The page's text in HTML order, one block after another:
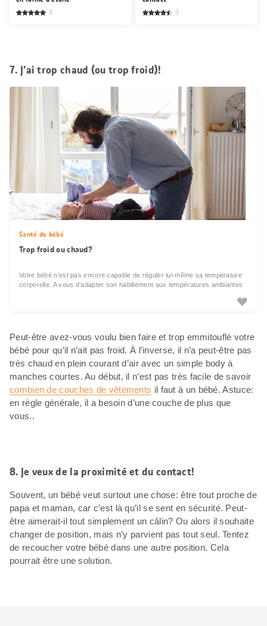
8 9
7. J’ai trop chaud (ou trop froid)!
Santé de bébé
Trop froid ou chaud?
Votre bébé n’est pas encore capable de réguler lui-même sa température
corporelle. A vous d’adapter son habillement aux températures ambiantes
Peut-être avez-vous voulu bien faire et trop emmitouflé votre
bébé pour qu’il n’ait pas froid. À l’inverse, il n’a peut-être pas
très chaud en plein courant d’air avec un simple body à
manches courtes. Au début, il n’est pas très facile de savoir
combien de couches de vêtements il faut à un bébé. Astuce:
en règle générale, il a besoin d’une couche de plus que
vous..
8. Je veux de la proximité et du contact!
Souvent, un bébé veut surtout une chose: être tout proche de
papa et maman, car c’est là qu’il se sent en sécurité. Peut-
être aimerait-il tout simplement un câlin? Ou alors il souhaite
changer de position, mais n’y parvient pas tout seul. Tentez
de recoucher votre bébé dans une autre position. Cela
pourrait être une solution.